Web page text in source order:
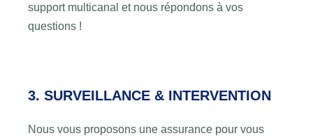
support multicanal et nous répondons à vos
questions !
3. SURVEILLANCE & INTERVENTION
Nous vous proposons une assurance pour vous